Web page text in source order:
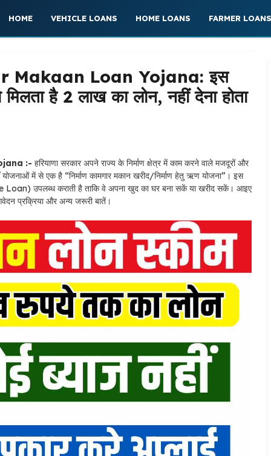
HOME VEHICLE LOANS HOME LOANS FARMER LOANS
Makaan Loan Yojana: इस
है 2 लाख का लोन, नहीं देना होता
:- हरियाणा सरकार अपने राज्य के निर्माण क्षेत्र में काम करने वाले मजदूरों और
में से एक है “निर्माण कामगार मकान खरीद/निर्माण हेतु ऋण योजना”। इस
उपलब्ध कराती है ताकि वे अपना खुद का घर बना सकें या खरीद सकें। आइए
प्रक्रिया और अन्य जरूरी बातें।